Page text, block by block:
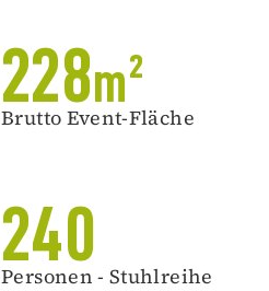
228m²
Brutto Event-Fläche
240
Personen - Stuhlreihe